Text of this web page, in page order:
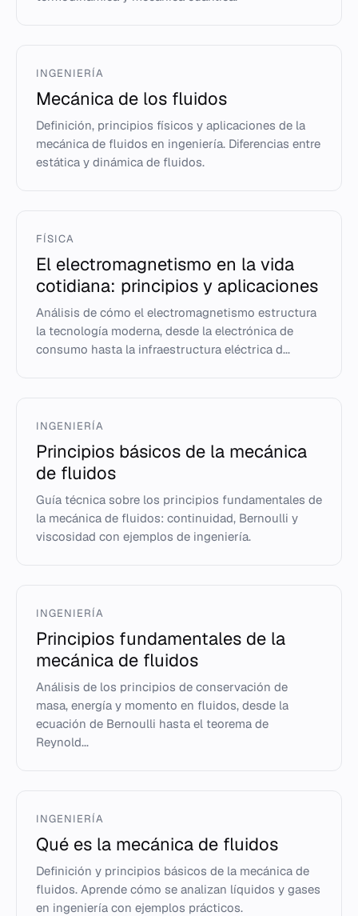
INGENIERÍA
Mecánica de los fluidos
Definición, principios físicos y aplicaciones de la
mecánica de fluidos en ingeniería. Diferencias entre
estática y dinámica de fluidos.
FÍSICA
El electromagnetismo en la vida
cotidiana: principios y aplicaciones
Análisis de cómo el electromagnetismo estructura
la tecnología moderna, desde la electrónica de
consumo hasta la infraestructura eléctrica d...
INGENIERÍA
Principios básicos de la mecánica
de fluidos
Guía técnica sobre los principios fundamentales de
la mecánica de fluidos: continuidad, Bernoulli y
viscosidad con ejemplos de ingeniería.
INGENIERÍA
Principios fundamentales de la
mecánica de fluidos
Análisis de los principios de conservación de
masa, energía y momento en fluidos, desde la
ecuación de Bernoulli hasta el teorema de
Reynold...
INGENIERÍA
Qué es la mecánica de fluidos
Definición y principios básicos de la mecánica de
fluidos. Aprende cómo se analizan líquidos y gases
en ingeniería con ejemplos prácticos.